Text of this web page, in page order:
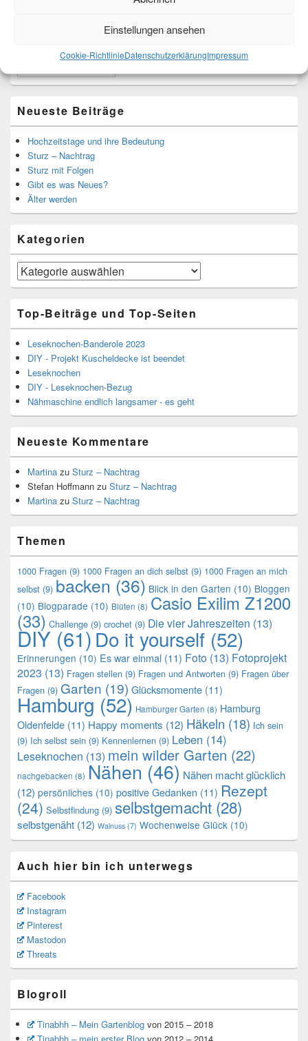
Einstellungen ansehen
Cookie-RichtlinieDatenschutzerklärungImpressum
Neueste Beiträge
Hochzeitstage und ihre Bedeutung
Sturz – Nachtrag
Sturz mit Folgen
Gibt es was Neues?
Älter werden
Kategorien
Kategorien
Top-Beiträge und Top-Seiten
Leseknochen-Banderole 2023
DIY - Projekt Kuscheldecke ist beendet
Leseknochen
DIY - Leseknochen-Bezug
Nähmaschine endlich langsamer - es geht
Neueste Kommentare
Martina zu Sturz – Nachtrag
Stefan Hoffmann zu Sturz – Nachtrag
Martina zu Sturz – Nachtrag
Themen
1000 Fragen (9) 1000 Fragen an dich selbst (9) 1000 Fragen an mich
selbst (9) backen (36) Blick in den Garten (10) Bloggen
(10) Blogparade (10) Blüten (8) Casio Exilim Z1200
(33) Challenge (9) crochet (9) Die vier Jahreszeiten (13)
DIY (61)Do it yourself (52)
Erinnerungen (10) Es war einmal (11) Foto (13) Fotoprojekt
2023 (13) Fragen stellen (9) Fragen und Antworten (9) Fragen über
Fragen (9) Garten (19) Glücksmomente (11)
Hamburg (52) Hamburger Garten (8) Hamburg
Oldenfelde (11) Happy moments (12) Häkeln (18) Ich sein
(9) Ich selbst sein (9) Kennenlernen (9) Leben (14)
Leseknochen (13) mein wilder Garten (22)
nachgebacken (8) Nähen (46) Nähen macht glücklich
(12) persönliches (10) positive Gedanken (11) Rezept
(24) Selbstfindung (9) selbstgemacht (28)
selbstgenäht (12) Walnuss (7) Wochenweise Glück (10)
Auch hier bin ich unterwegs
Facebook
Instagram
Pinterest
Mastodon
Threats
Blogroll
Tinabhh – Mein Gartenblogvon 2015 – 2018